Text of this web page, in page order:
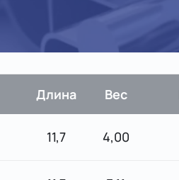
Длина Вес
11,7 4,00